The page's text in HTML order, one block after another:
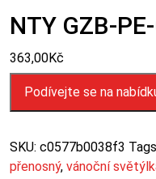
NTY GZB-
363,00Kč
Podívejte se na
SKU: c0577b0038f3
přenosný, vánoční